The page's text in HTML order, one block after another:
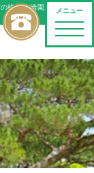
メニュー
toggle
植木屋/造園屋をお探しな